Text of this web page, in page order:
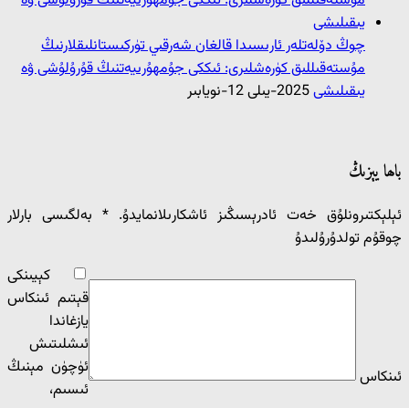
چوڭ دۆلەتلەر ئارىسىدا قالغان شەرقىي تۈركىستانلىقلارنىڭ
مۇستەقىللىق كۈرەشلىرى: ئىككى جۇمھۇرىيەتنىڭ قۇرۇلۇشى ۋە
يىقىلىشى2025-يىلى 12-نويابىر
باھا يېزىڭ
ئېلېكتىرونلۇق خەت ئادرېسىڭىز ئاشكارىلانمايدۇ. * بەلگىسى بارلار
چوقۇم تولدۇرۇلىدۇ
ئىنكاس
كېيىنكى
قېتىم ئىنكاس
يازغاندا
ئ‍ىشلىتىش
ئۈچۈن مېنىڭ
ئ‍ىسىم،